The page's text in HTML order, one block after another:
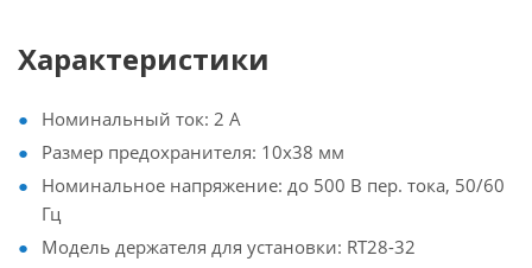
Характеристики
Номинальный ток: 2 А
Размер предохранителя: 10х38 мм
Номинальное напряжение: до 500 В пер. тока, 50/60
Гц
Модель держателя для установки: RT28-32